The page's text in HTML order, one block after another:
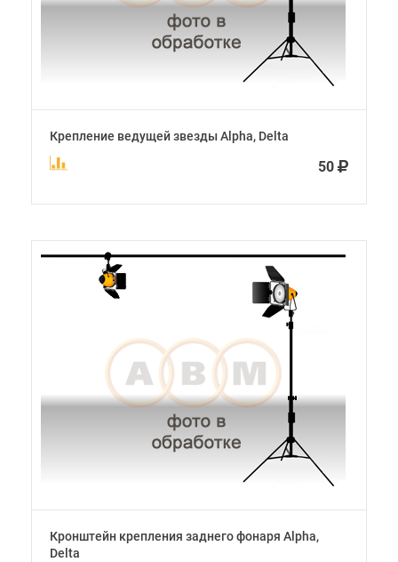
Крепление ведущей звезды Alpha, Delta
50
Кронштейн крепления заднего фонаря Alpha,
Delta